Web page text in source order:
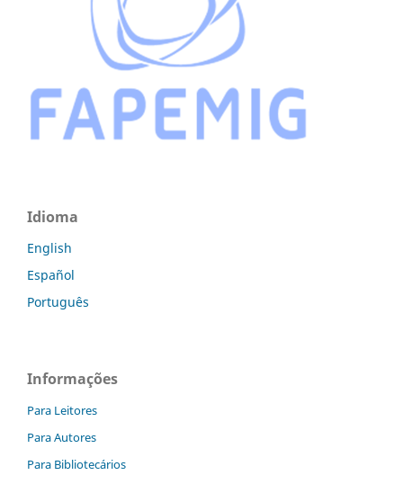
Idioma
English
Español
Português
Informações
Para Leitores
Para Autores
Para Bibliotecários